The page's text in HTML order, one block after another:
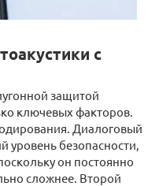
с
защитой
ключевых факторов.
Диалоговый
уровень безопасности,
он постоянно
сложнее. Второй